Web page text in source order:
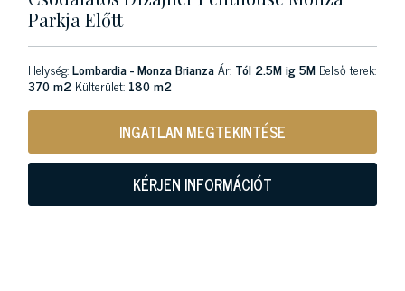
Parkja Előtt
Helység:Lombardia - Monza BrianzaÁr: Tól 2.5M ig 5M Belső terek:
370 m2 Külterület: 180 m2
INGATLAN MEGTEKINTÉSE
KÉRJEN INFORMÁCIÓT